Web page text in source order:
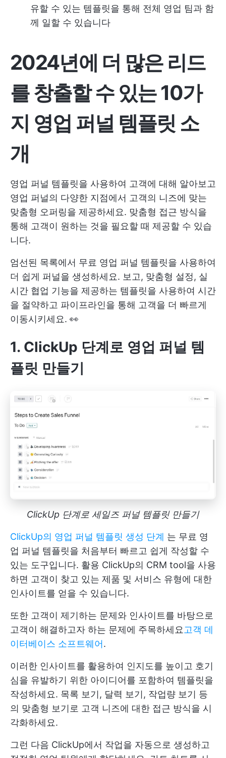
유할 수 있는 템플릿을 통해 전체 영업 팀과 함
께 일할 수 있습니다
2024년에 더 많은 리드
를 창출할 수 있는 10가
지 영업 퍼널 템플릿 소
개
영업 퍼널 템플릿을 사용하여 고객에 대해 알아보고
영업 퍼널의 다양한 지점에서 고객의 니즈에 맞는
맞춤형 오퍼링을 제공하세요. 맞춤형 접근 방식을
통해 고객이 원하는 것을 필요할 때 제공할 수 있습
니다.
엄선된 목록에서 무료 영업 퍼널 템플릿을 사용하여
더 쉽게 퍼널을 생성하세요. 보고, 맞춤형 설정, 실
시간 협업 기능을 제공하는 템플릿을 사용하여 시간
을 절약하고 파이프라인을 통해 고객을 더 빠르게
이동시키세요. 👀
1. ClickUp 단계로 영업 퍼널 템
플릿 만들기
ClickUp 단계로 세일즈 퍼널 템플릿 만들기
ClickUp의 영업 퍼널 템플릿 생성 단계 는 무료 영
업 퍼널 템플릿을 처음부터 빠르고 쉽게 작성할 수
있는 도구입니다. 활용 ClickUp의 CRM tool을 사용
하면 고객이 찾고 있는 제품 및 서비스 유형에 대한
인사이트를 얻을 수 있습니다.
또한 고객이 제기하는 문제와 인사이트를 바탕으로
고객이 해결하고자 하는 문제에 주목하세요 고객 데
이터베이스 소프트웨어.
이러한 인사이트를 활용하여 인지도를 높이고 호기
심을 유발하기 위한 아이디어를 포함하여 템플릿을
작성하세요. 목록 보기, 달력 보기, 작업량 보기 등
의 맞춤형 보기로 고객 니즈에 대한 접근 방식을 시
각화하세요.
그런 다음 ClickUp에서 작업을 자동으로 생성하고